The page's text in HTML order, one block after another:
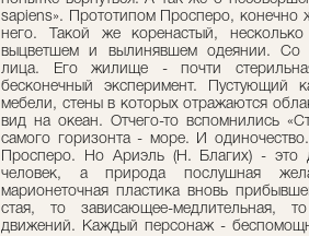
sapiens». Прототипом Просперо, конечно
него. Такой же коренастый,
выцветшем и выли­нявшем одеянии. Со
лица. Его жилище - почти
бесконечный эксперимент.
мебели, стены в которых отражаются
вид на океан. Отчего-то вспомнились
самого горизонта - море. И
Просперо. Но Ариэль (Н. Благих) -
человек, а природа послушная
марионеточная пластика вновь
стая, то зависающее-медлительная,
движений. Каждый персонаж -